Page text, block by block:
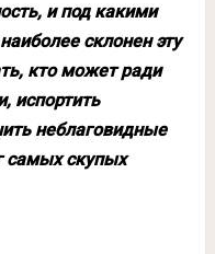
и под какими
склонен эту
кто может ради
испортить
неблаговидные
самых скупых